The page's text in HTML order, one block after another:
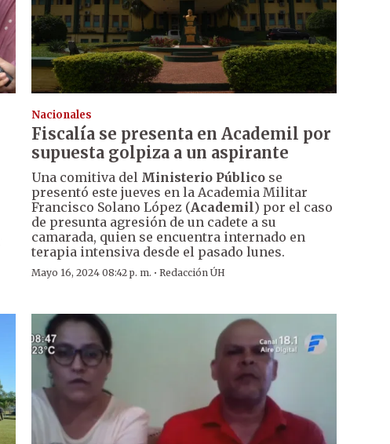
Nacionales
Fiscalía se presenta en Academil por
supuesta golpiza a un aspirante
Una comitiva del Ministerio Públicose
presentó este jueves en la Academia Militar
Francisco Solano López (Academil) por el caso
de presunta agresión de un cadete a su
camarada, quien se encuentra internado en
terapia intensiva desde el pasado lunes.
Mayo 16, 2024 08:42 p. m. · Redacción ÚH